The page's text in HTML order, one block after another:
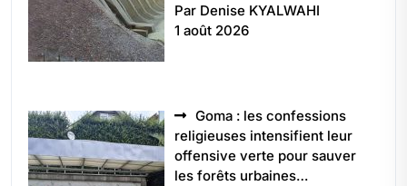
Par Denise KYALWAHI
1 août 2026
Goma : les confessions
religieuses intensifient leur
offensive verte pour sauver
les forêts urbaines…